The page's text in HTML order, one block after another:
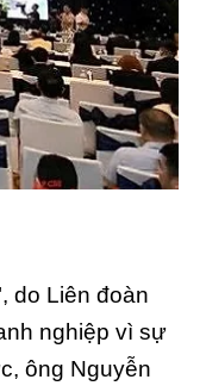
do Liên đoàn
nghiệp vì sự
ông Nguyễn